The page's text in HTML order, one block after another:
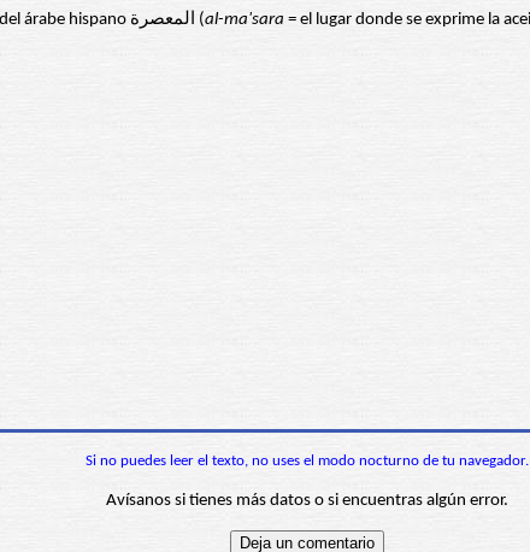
, viene del árabe hispano المعصرة (al-ma'sara
Si no puedes leer el texto, no uses el modo nocturno de tu navegador.
Avísanos si tienes más datos o si encuentras algún error.